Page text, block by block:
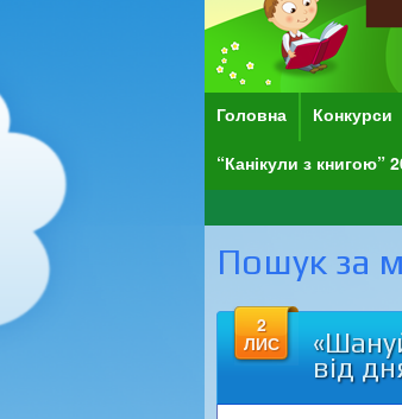
Головна Конкурси
“Канікули з книгою”
Пошук за
2
ЛИС
від